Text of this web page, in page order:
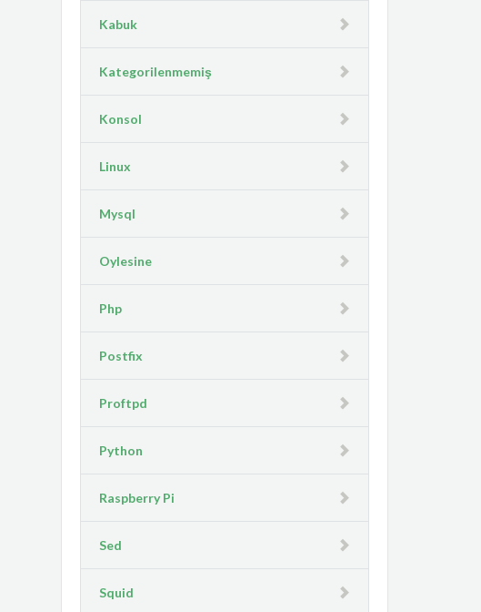
Kabuk
Kategorilenmemiş
Konsol
Linux
Mysql
Oylesine
Php
Postfix
Proftpd
Python
Raspberry Pi
Sed
Squid